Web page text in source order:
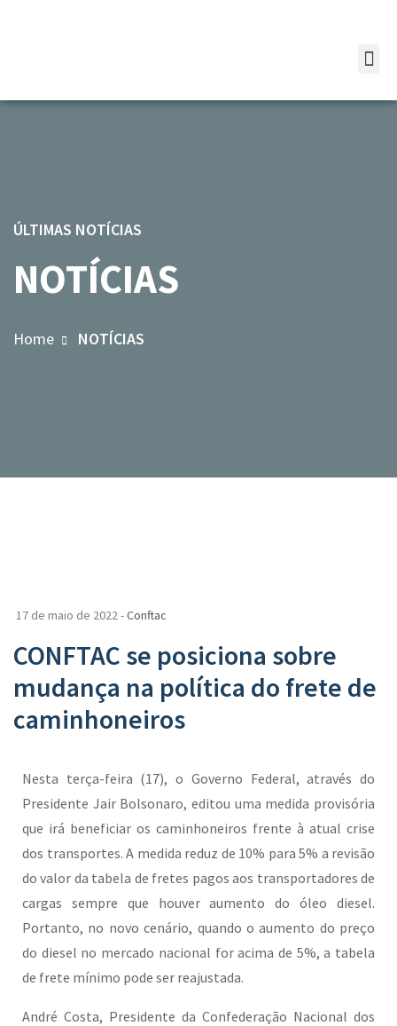
ÚLTIMAS NOTÍCIAS
NOTÍCIAS
Home NOTÍCIAS
17 de maio de 2022 -Conftac
CONFTAC se posiciona sobre
mudança na política do frete de
caminhoneiros
Nesta terça-feira (17), o Governo Federal, através do
Presidente Jair Bolsonaro, editou uma medida provisória
que irá beneficiar os caminhoneiros frente à atual crise
dos transportes. A medida reduz de 10% para 5% a revisão
do valor da tabela de fretes pagos aos transportadores de
cargas sempre que houver aumento do óleo diesel.
Portanto, no novo cenário, quando o aumento do preço
do diesel no mercado nacional for acima de 5%, a tabela
de frete mínimo pode ser reajustada.
André Costa, Presidente da Confederação Nacional dos